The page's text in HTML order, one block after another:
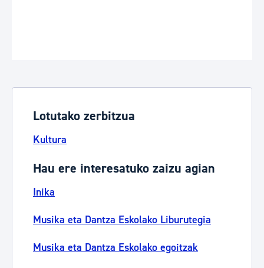
Lotutako zerbitzua
Kultura
Hau ere interesatuko zaizu agian
Inika
Musika eta Dantza Eskolako Liburutegia
Musika eta Dantza Eskolako egoitzak